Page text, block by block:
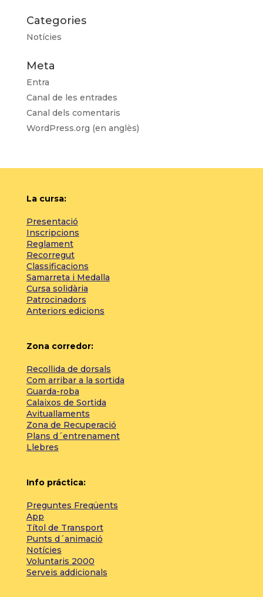
Categories
Notícies
Meta
Entra
Canal de les entrades
Canal dels comentaris
WordPress.org (en anglès)
La cursa:
Presentació
Inscripcions
Reglament
Recorregut
Classificacions
Samarreta i Medalla
Cursa solidària
Patrocinadors
Anteriors edicions
Zona corredor:
Recollida de dorsals
Com arribar a la sortida
Guarda-roba
Calaixos de Sortida
Avituallaments
Zona de Recuperació
Plans d´entrenament
Llebres
Info práctica:
Preguntes Freqüents
App
Títol de Transport
Punts d´animació
Notícies
Voluntaris 2000
Serveis addicionals